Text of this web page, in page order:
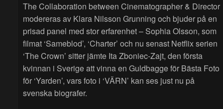
The Collaboration between Cinematographer & Director
modereras av Klara Nilsson Grunning och bjuder på en
prisad panel med stor erfarenhet – Sophia Olsson, som
filmat ‘Sameblod’, ‘Charter’ och nu senast Netflix serien
‘The Crown’ sitter jämte Ita Zboniec-Zajt, den första
kvinnan i Sverige att vinna en Guldbagge för Bästa Foto
för ‘Yarden’, vars foto i ‘VÄRN’ kan ses just nu på
svenska biografer.